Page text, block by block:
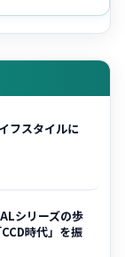
フスタイルに
シリーズの歩
時代」を振